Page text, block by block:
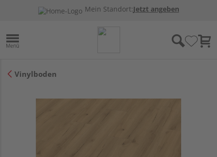
Mein Standort:Jetzt angeben
Vinylboden